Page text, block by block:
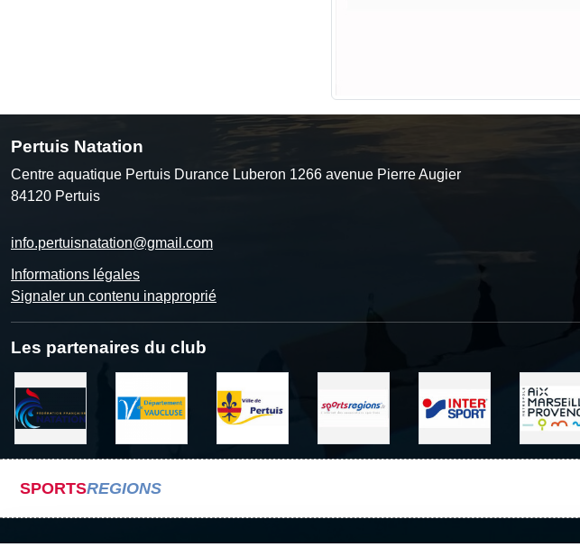
Pertuis Natation
Centre aquatique Pertuis Durance Luberon 1266 avenue Pierre Augier
84120 Pertuis
info.pertuisnatation@gmail.com
Informations légales
Signaler un contenu inapproprié
Les partenaires du club
SPORTSREGIONS